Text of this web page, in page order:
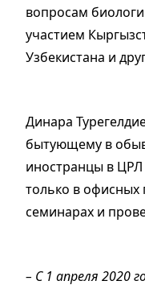
вопросам
участием
Узбекистана и
Динара
бытующему в
иностранцы в
только в офисных
семинарах и
– С 1 апреля 2020